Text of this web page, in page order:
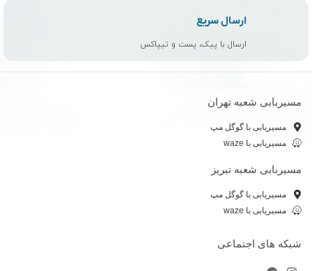
ارسال سریع
ارسال با پیک، پست و تیپاکس
مسیربابی شعبه تهران
مسیریابی با گوگل مپ
مسیریابی با waze
مسیربابی شعبه تبریز
مسیریابی با گوگل مپ
مسیریابی با waze
شبکه های اجتماعی